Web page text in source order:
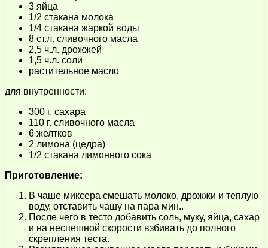
3 яйца
1/2 стакана молока
1/4 стакана жаркой воды
8 ст.л. сливочного масла
2,5 ч.л. дрожжей
1,5 ч.л. соли
растительное масло
для внутренности:
300 г. сахара
110 г. сливочного масла
6 желтков
2 лимона (цедра)
1/2 стакана лимонного сока
Приготовление:
В чаше миксера смешать молоко, дрожжи и теплую
воду, отставить чашу на пара мин..
После чего в тесто добавить соль, муку, яйца, сахар
и на неспешной скорости взбивать до полного
скрепления теста.